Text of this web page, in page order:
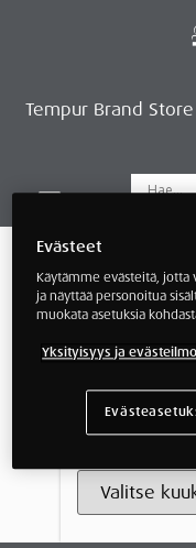
Tempur Brand
Artikkelit
Arkisto
Evästeet
Käytämme evästeitä,
ja näyttää personoitua
muokata asetuksia
Yksityisyys ja